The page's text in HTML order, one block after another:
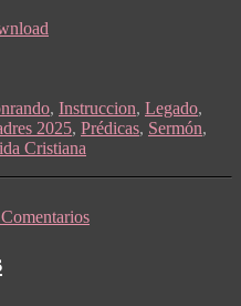
, Instruccion, Legado,
2025, Prédicas, Sermón,
Cristiana